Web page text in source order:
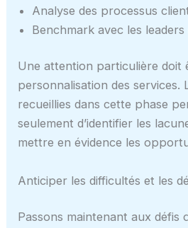
Analyse des processus
Benchmark avec les
Une attention particulière doit
personnalisation des services.
recueillies dans cette phase
seulement d’identifier les
mettre en évidence les
Anticiper les difficultés et les
Passons maintenant aux défis